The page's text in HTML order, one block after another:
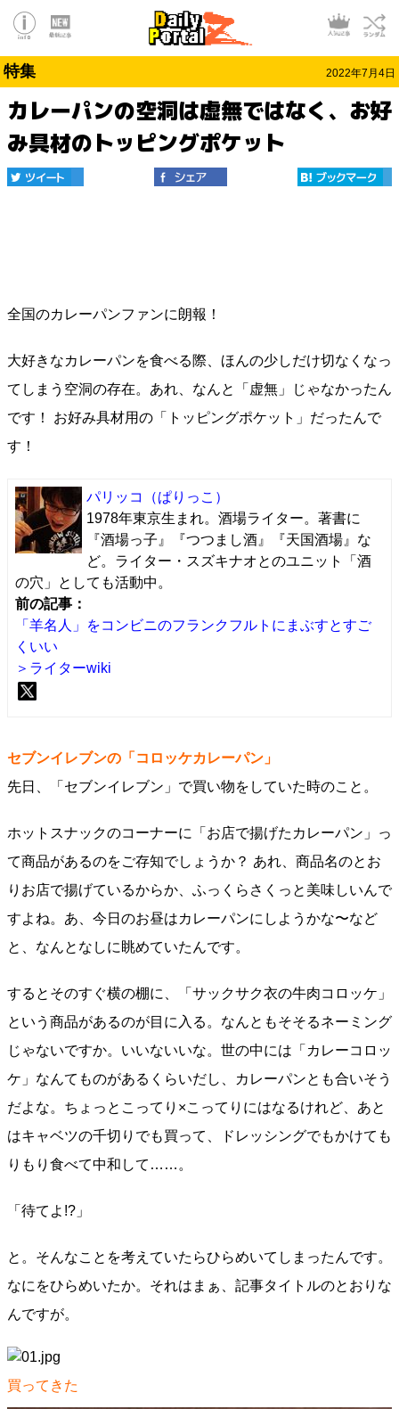
特集 2022年7月4日
カレーパンの空洞は虚無ではなく、お好
み具材のトッピングポケット
全国のカレーパンファンに朗報！
大好きなカレーパンを食べる際、ほんの少しだけ切なくなっ
てしまう空洞の存在。あれ、なんと「虚無」じゃなかったん
です！ お好み具材用の「トッピングポケット」だったんで
す！
パリッコ
（ぱりっこ）
1978年東京生まれ。酒場ライター。著書に
『酒場っ子』『つつまし酒』『天国酒場』な
ど。ライター・スズキナオとのユニット「酒
の穴」としても活動中。
前の記事：
「羊名人」をコンビニのフランクフルトにまぶすとすご
くいい
＞ライターwiki
セブンイレブンの「コロッケカレーパン」
先日、「セブンイレブン」で買い物をしていた時のこと。
ホットスナックのコーナーに「お店で揚げたカレーパン」っ
て商品があるのをご存知でしょうか？ あれ、商品名のとお
りお店で揚げているからか、ふっくらさくっと美味しいんで
すよね。あ、今日のお昼はカレーパンにしようかな〜など
と、なんとなしに眺めていたんです。
するとそのすぐ横の棚に、「サックサク衣の牛肉コロッケ」
という商品があるのが目に入る。なんともそそるネーミング
じゃないですか。いいないいな。世の中には「カレーコロッ
ケ」なんてものがあるくらいだし、カレーパンとも合いそう
だよな。ちょっとこってり×こってりにはなるけれど、あと
はキャベツの千切りでも買って、ドレッシングでもかけても
りもり食べて中和して……。
「待てよ!?」
と。そんなことを考えていたらひらめいてしまったんです。
なにをひらめいたか。それはまぁ、記事タイトルのとおりな
んですが。
買ってきた